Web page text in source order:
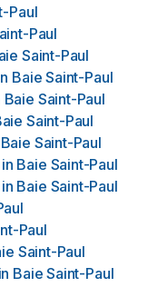
Paul
Paul
Saint-Paul
Baie Saint-Paul
Baie Saint-Paul
Saint-Paul
Baie Saint-Paul
in Baie Saint-Paul
in Baie Saint-Paul
Paul
Saint-Paul
in Baie Saint-Paul